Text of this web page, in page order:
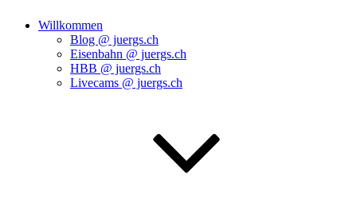
Willkommen
Blog @ juergs.ch
Eisenbahn @ juergs.ch
HBB @ juergs.ch
Livecams @ juergs.ch